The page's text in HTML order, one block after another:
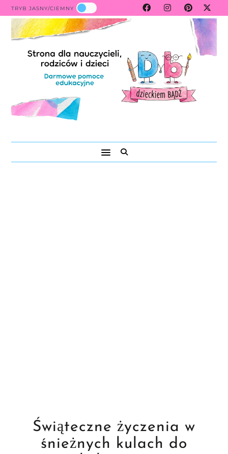
TRYB JASNY/CIEMNY
Świąteczne życzenia w
śnieżnych kulach do